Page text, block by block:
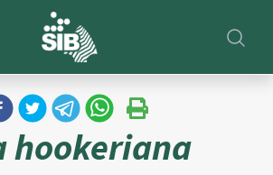
hookeriana